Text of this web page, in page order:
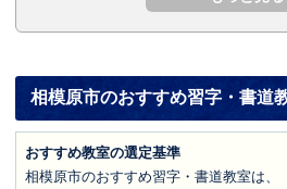
相模原市のおすすめ習字・書道
おすすめ教室の選定基準
相模原市のおすすめ習字・書道教室は、